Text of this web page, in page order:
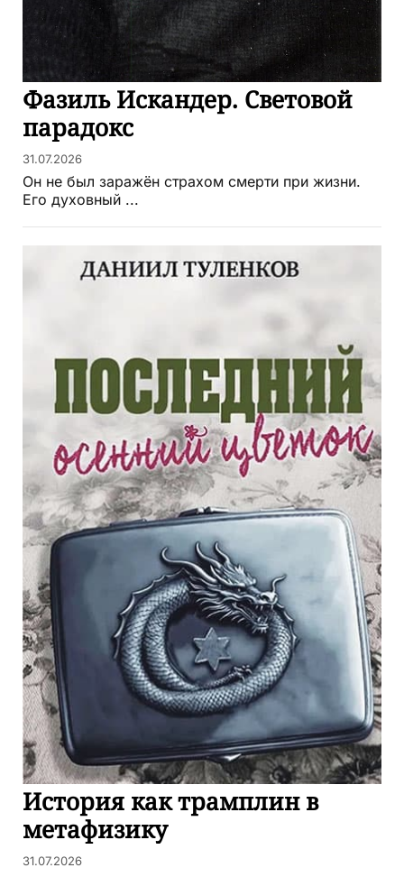
Фазиль Искандер. Световой
парадокс
31.07.2026
Он не был заражён страхом смерти при жизни.
Его духовный ...
История как трамплин в
метафизику
31.07.2026